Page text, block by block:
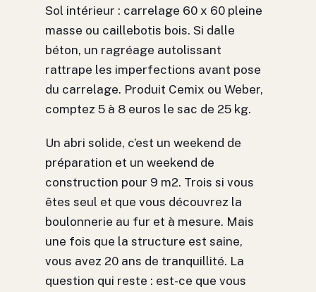
Sol intérieur : carrelage 60 x 60 pleine
masse ou caillebotis bois. Si dalle
béton, un ragréage autolissant
rattrape les imperfections avant pose
du carrelage. Produit Cemix ou Weber,
comptez 5 à 8 euros le sac de 25 kg.
Un abri solide, c’est un weekend de
préparation et un weekend de
construction pour 9 m2. Trois si vous
êtes seul et que vous découvrez la
boulonnerie au fur et à mesure. Mais
une fois que la structure est saine,
vous avez 20 ans de tranquillité. La
question qui reste : est-ce que vous